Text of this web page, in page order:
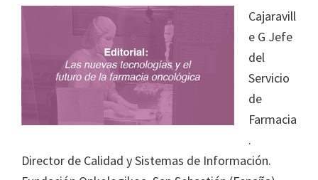
Cajaravill
e G Jefe
del
Servicio
de
Farmacia
.
Director de Calidad y Sistemas de Información.